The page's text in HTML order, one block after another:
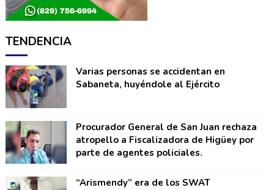
TENDENCIA
Varias personas se accidentan en
Sabaneta, huyéndole al Ejército
Procurador General de San Juan rechaza
atropello a Fiscalizadora de Higüey por
parte de agentes policiales.
“Arismendy” era de los SWAT